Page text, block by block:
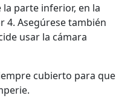
la parte inferior, en la
4. Asegúrese también
usar la cámara
cubierto para que